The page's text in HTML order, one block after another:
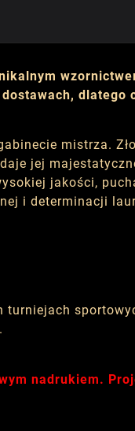
mistrza.
jej
jakości,
i determinacji
nadrukiem.